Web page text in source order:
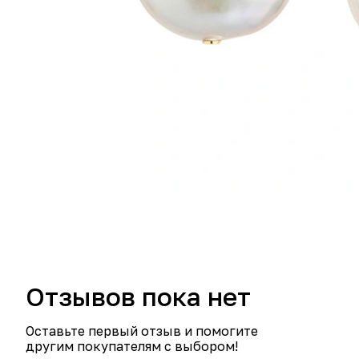
Отзывов пока нет
Оставьте первый отзыв и помогите
другим покупателям с выбором!